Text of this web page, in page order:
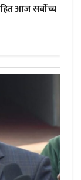
आज सर्वोच्च